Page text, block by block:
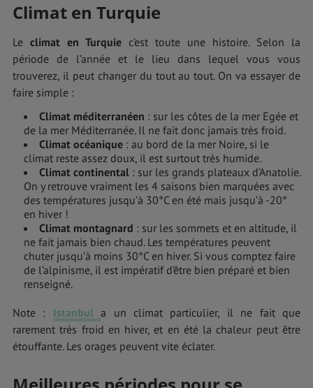
Climat en Turquie
Le climat en Turquie c’est toute une histoire. Selon la
période de l’année et le lieu dans lequel vous vous
trouverez, il peut changer du tout au tout. On va essayer de
faire simple :
Climat méditerranéen : sur les côtes de la mer Egée et
de la mer Méditerranée. Il ne fait donc jamais très froid.
Climat océanique : au bord de la mer Noire, si le
climat reste assez doux, il est surtout très humide.
Climat continental : sur les grands plateaux d’Anatolie.
On y retrouve vraiment les 4 saisons bien marquées avec
des températures jusqu’à 30°C en été mais jusqu’à -20°
en hiver !
Climat montagnard : sur les sommets et en altitude, il
ne fait jamais bien chaud. Les températures peuvent
chuter jusqu’à moins 30°C en hiver. Si vous comptez faire
de l’alpinisme, il est impératif d’être bien préparé et bien
renseigné.
Note : Istanbula un climat particulier, il ne fait que
rarement très froid en hiver, et en été la chaleur peut être
étouffante. Les orages peuvent vite éclater.